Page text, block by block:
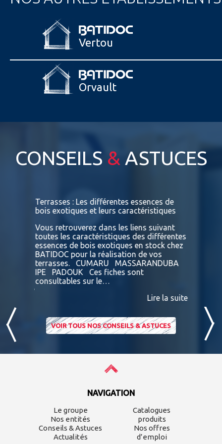
Vertou
Orvault
CONSEILS & ASTUCES
la suite
Terrasses : Les différentes essences de
bois exotiques et leurs caractéristiques
Vous retrouverez dans les liens suivant
toutes les caractéristiques des différentes
essences de bois exotiques en stock chez
BATIDOC pour la réalisation de vos
terrasses. CUMARU MASSARANDUBA
IPE PADOUK Ces fiches sont
consultables sur le…
Lire la suite
VOIR TOUS NOS CONSEILS & ASTUCES
NAVIGATION
Le groupe
Nos entités
Conseils & Astuces
Actualités
Catalogues
produits
Nos offres
d’emploi